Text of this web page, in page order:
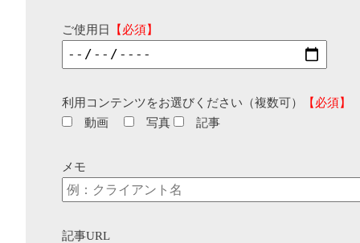
ご使用日 【必須】
利用コンテンツをお選びください（複数可）
【必須】
動画
写真 記事
メモ
記事URL